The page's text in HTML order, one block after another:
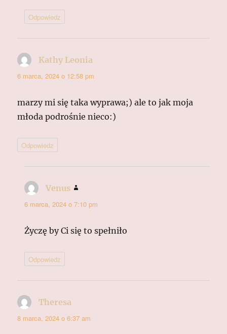
Odpowiedz
Kathy Leonia
6 marca, 2024 o 12:58 pm
marzy mi się taka wyprawa;) ale to jak moja
młoda podrośnie nieco:)
Odpowiedz
Venus
6 marca, 2024 o 7:10 pm
Życzę by Ci się to spełniło
Odpowiedz
Theresa
8 marca, 2024 o 6:37 am